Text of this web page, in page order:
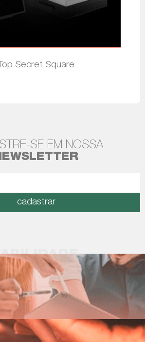
Top Secret Square
SE EM NOSSA
cadastrar